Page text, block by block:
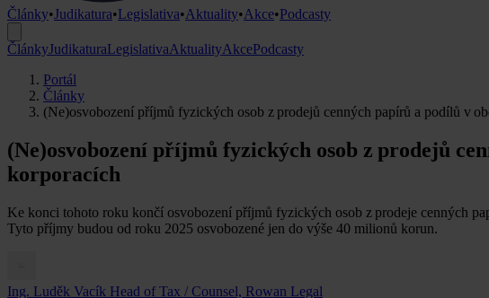
Články•Judikatura•Legislativa•Aktuality•Akce•Podcasty
ČlánkyJudikaturaLegislativaAktualityAkcePodcasty
Portál
Články
(Ne)osvobození příjmů fyzických osob z prodejů cenných papírů a podílů v
(Ne)osvobození příjmů fyzických osob z prodejů
korporacích
Ke konci tohoto roku končí osvobození příjmů fyzických osob z prodeje cenných
Tyto příjmy budou od roku 2025 osvobozené jen do výše 40 milionů korun.
Ing. Luděk Vacík Head of Tax / Counsel, Rowan Legal